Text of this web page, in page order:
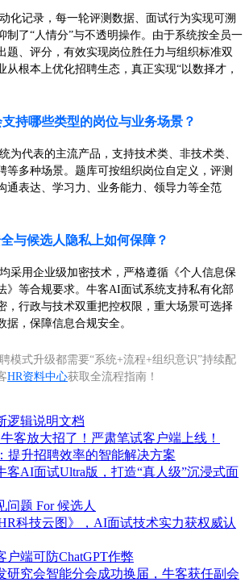
化记录，每一轮评测数据、面试行为实现可溯
制了“人情分”与不透明操作。由于系统按全员一
题、评分，有效实现岗位胜任力与组织标准双
从根本上优化招聘生态，真正实现“以数择才，
持哪些类型的岗位与业务场景？
为代表的主流产品，支持技术类、非技术类、
等多种场景。题库可按组织岗位自定义，评测
通表达、学习力、业务能力、领导力等全范
与候选人隐私上如何保障？
采用企业级加密技术，严格遵循《个人信息保
》等合规要求。牛客AI面试系统支持私有化部
，行政与技术双重把控权限，重大场景可选择
据，保障信息合规安全。
模式升级都需要“系统+流程+组织意识”持续配
HR资料中心获取全流程指南！
逻辑说明文档
客放大招了！严肃笔试客户端上线！
提升招聘效率的智能解决方案
客AI面试Ultra版，打造“真人级”沉浸式面
问题 For 候选人
科技云图》，AI面试技术实力获权威认
户端可防ChatGPT作弊
研究会智能分会成功换届，牛客获任副会